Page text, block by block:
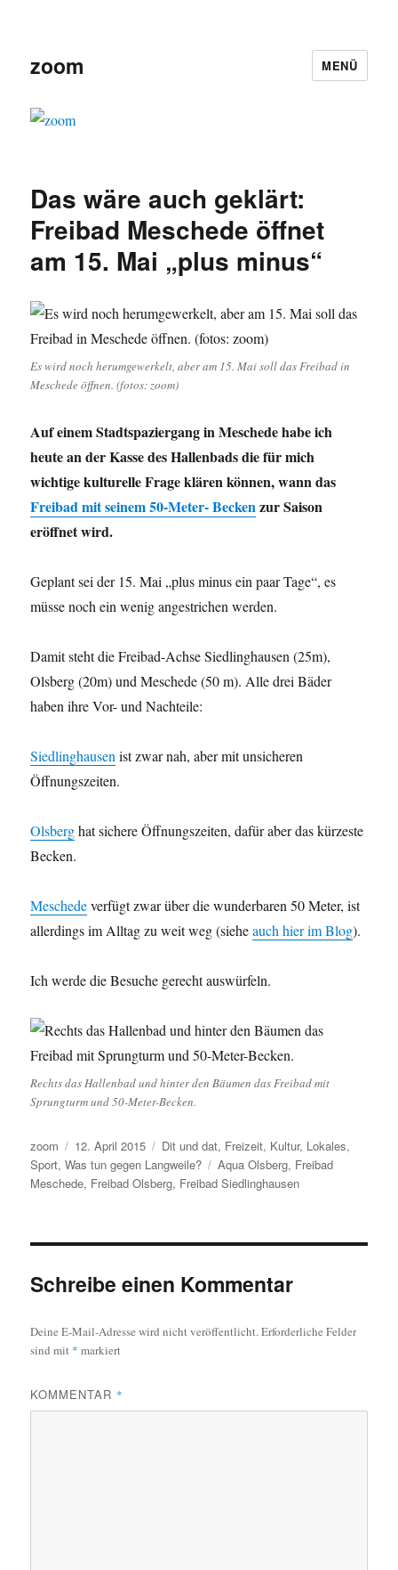
zoom MENÜ
Das wäre auch geklärt:
Freibad Meschede öffnet
am 15. Mai „plus minus“
Es wird noch herumgewerkelt, aber am 15. Mai soll das Freibad in
Meschede öffnen. (fotos: zoom)
Auf einem Stadtspaziergang in Meschede habe ich
heute an der Kasse des Hallenbads die für mich
wichtige kulturelle Frage klären können, wann das
Freibad mit seinem 50-Meter- Beckenzur Saison
eröffnet wird.
Geplant sei der 15. Mai „plus minus ein paar Tage“, es
müsse noch ein wenig angestrichen werden.
Damit steht die Freibad-Achse Siedlinghausen (25m),
Olsberg (20m) und Meschede (50 m). Alle drei Bäder
haben ihre Vor- und Nachteile:
Siedlinghausenist zwar nah, aber mit unsicheren
Öffnungszeiten.
Olsberghat sichere Öffnungszeiten, dafür aber das kürzeste
Becken.
Meschedeverfügt zwar über die wunderbaren 50 Meter, ist
allerdings im Alltag zu weit weg (sieheauch hier im Blog).
Ich werde die Besuche gerecht auswürfeln.
Rechts das Hallenbad und hinter den Bäumen das Freibad mit
Sprungturm und 50-Meter-Becken.
Autor
zoom
Veröffentlicht
am
12. April 2015 Kategorien
Dit und dat, Freizeit, Kultur, Lokales,
Sport,Was tun gegen Langweile? Schlagwörter
Aqua Olsberg, Freibad
Meschede, Freibad Olsberg, Freibad Siedlinghausen
Schreibe einen Kommentar
Deine E-Mail-Adresse wird nicht veröffentlicht.Erforderliche Felder
sind mit * markiert
KOMMENTAR *